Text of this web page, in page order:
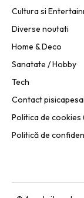
Cultura si
Diverse noutati
Home & Deco
Sanatate / Hobby
Tech
Contact
Politica de cookies
Politică de